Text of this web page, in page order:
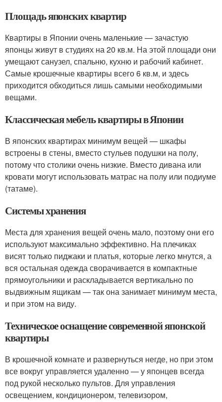
Площадь японских квартир
Квартиры в Японии очень маленькие — зачастую
японцы живут в студиях на 20 кв.м. На этой площади они
умещают санузел, спальню, кухню и рабочий кабинет.
Самые крошечные квартиры всего 6 кв.м, и здесь
приходится обходиться лишь самыми необходимыми
вещами.
Классическая мебель квартиры в Японии
В японских квартирах минимум вещей — шкафы
встроены в стены, вместо стульев подушки на полу,
потому что столики очень низкие. Вместо дивана или
кровати могут использовать матрас на полу или подиуме
(татаме).
Системы хранения
Места для хранения вещей очень мало, поэтому они его
используют максимально эффективно. На плечиках
висят только пиджаки и платья, которые легко мнутся, а
вся остальная одежда сворачивается в компактные
прямоугольники и раскладывается вертикально по
выдвижным ящикам — так она занимает минимум места,
и при этом на виду.
Техническое оснащение современной японской
квартиры
В крошечной комнате и развернуться негде, но при этом
все вокруг управляется удаленно — у японцев всегда
под рукой несколько пультов. Для управления
освещением, кондиционером, телевизором,